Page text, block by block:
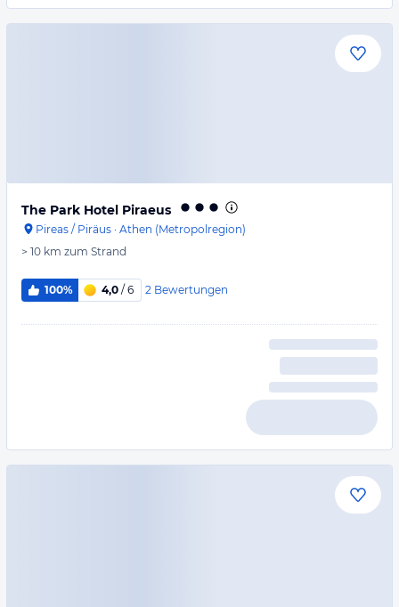
The Park Hotel Piraeus
Pireas / Piräus · Athen (Metropolregion)
> 10 km zum Strand
100% 4,0 / 6 2 Bewertungen